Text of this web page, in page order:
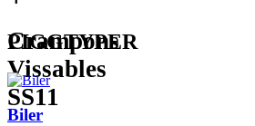
Crampons
Vissables
SS11
PIGGTYPER
Biler